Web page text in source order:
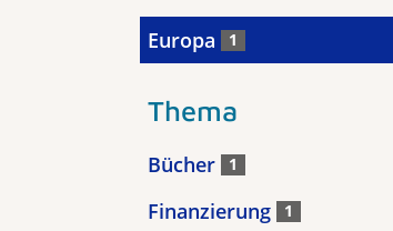
Europa 1
Thema
Bücher 1
Finanzierung 1